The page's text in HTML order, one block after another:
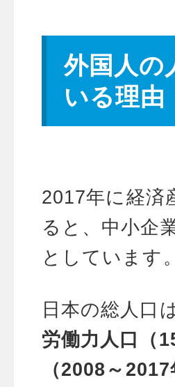
外国人の
いる理由
2017年に経済
ると、中小企
としています。
日本の総人口
労働力人口（
（2008～